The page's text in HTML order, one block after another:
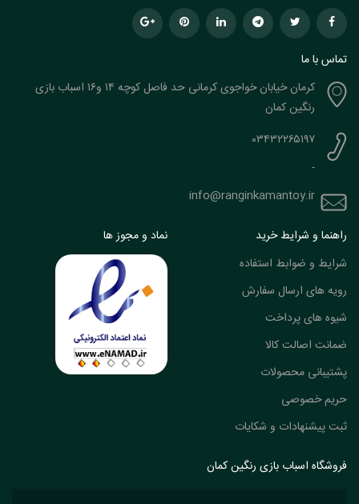
تماس با ما
کرمان خیابان خواجوی کرمانی حد فاصل کوچه ۱۴ و۱۶ اسباب بازی
رنگین کمان
۰۳۴۳۲۲۶۵۱۹۷
-
info@ranginkamantoy.ir
راهنما و شرایط خرید
شرایط و ضوابط استفاده
رویه های ارسال سفارش
شیوه های پرداخت
ضمانت اصالت کالا
پشتیبانی محصولات
حریم خصوصی
ثبت پیشنهادات و شکایات
نماد و مجوز ها
فروشگاه اسباب بازی رنگین کمان